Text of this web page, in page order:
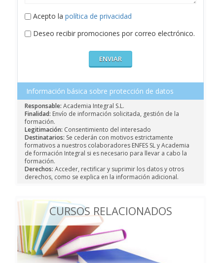
Acepto la política de privacidad
Deseo recibir promociones por correo electrónico.
Información básica sobre protección de datos
Responsable: Academia Integral S.L.
Finalidad: Envío de información solicitada, gestión de la
formación.
Legitimación: Consentimiento del interesado
Destinatarios: Se cederán con motivos estrictamente
formativos a nuestros colaboradores ENFES SL y Academia
de formación Integral si es necesario para llevar a cabo la
formación.
Derechos: Acceder, rectificar y suprimir los datos y otros
derechos, como se explica en la información adicional.
CURSOS RELACIONADOS